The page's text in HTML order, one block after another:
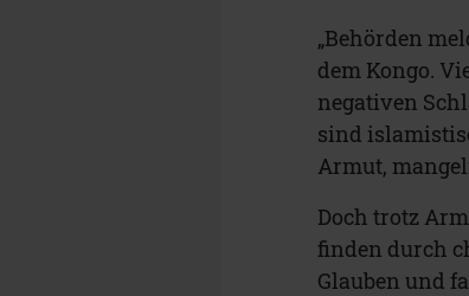
„Behörden
dem Kongo.
negativen
sind
Armut,
Doch trotz
finden durch
Glauben und